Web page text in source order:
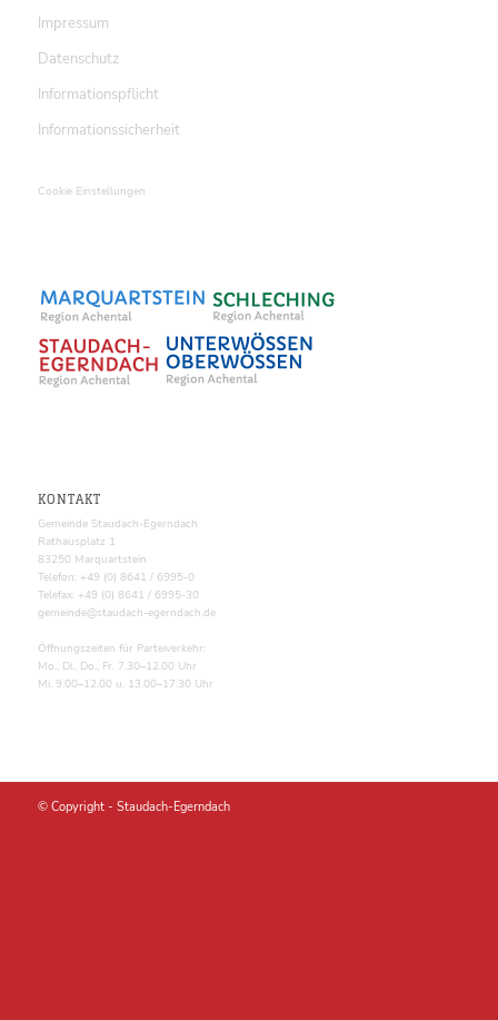
Impressum
Datenschutz
Informationspflicht
Informationssicherheit
Cookie Einstellungen
KONTAKT
Gemeinde Staudach-Egerndach
Rathausplatz 1
83250 Marquartstein
Telefon: +49 (0) 8641 / 6995-0
Telefax: +49 (0) 8641 / 6995-30
gemeinde@staudach-egerndach.de
Öffnungszeiten für Parteiverkehr:
Mo., Di., Do., Fr. 7.30–12.00 Uhr
Mi. 9.00–12.00 u. 13.00–17.30 Uhr
© Copyright - Staudach-Egerndach